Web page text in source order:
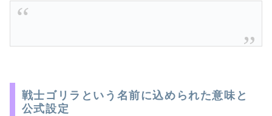
戦士ゴリラという名前に込められた意味と
公式設定